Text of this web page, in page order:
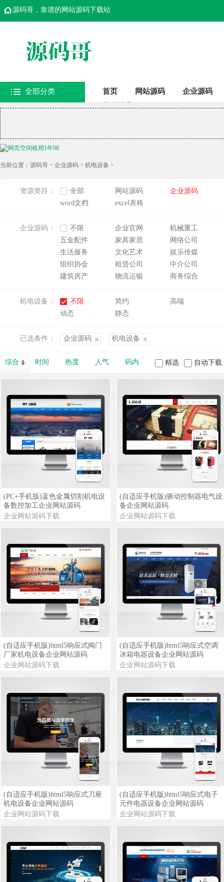
源码哥，靠谱的网站源码下载站
全部分类 首页 网站源码
企业源码
当前位置： 源码哥 > 企业源码 > 机电设备 >
资源类目： 全部 网站源码
企业源码
word文档
excel表格
企业源码： 不限 企业官网
机械重工
五金配件
家具家居
网络公司
生活服务
文化艺术
娱乐传媒
组织协会
租赁公司
中介公司
建筑房产
物流运输 商务综合
机电设备： 不限 简约
高端
动态
静态
已选条件： 企业源码 机电设备
综合 时间 热度 人气 码内 精选 自动下载
查看详情 查看演示
(PC+手机版)蓝色金属切割机电设
备数控加工企业网站源码
企业网站源码下载
查看详情 查看演示
(自适应手机版)驱动控制器电气设
备企业网站源码
企业网站源码下载
查看详情 查看演示
(自适应手机版)html5响应式阀门
厂家机电设备企业网站源码
企业网站源码下载
查看详情 查看演示
(自适应手机版)html5响应式空调
冰箱电器设备企业网站源码
企业网站源码下载
查看详情 查看演示
(自适应手机版)html5响应式刀座
机电设备企业网站源码
企业网站源码下载
查看详情 查看演示
(自适应手机版)html5响应式电子
元件电器设备企业网站源码
企业网站源码下载